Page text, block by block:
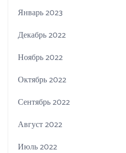
Январь 2023
Декабрь 2022
Ноябрь 2022
Октябрь 2022
Сентябрь 2022
Август 2022
Июль 2022